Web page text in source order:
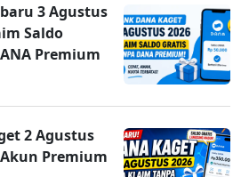
3 Agustus
Saldo
Premium
2 Agustus
Premium